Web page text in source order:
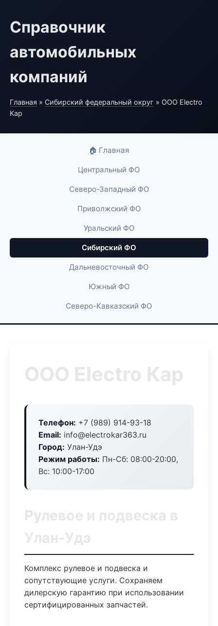
Справочник
автомобильных
компаний
Главная » Сибирский федеральный округ » ООО Electro
Кар
🏠 Главная
Центральный ФО
Северо-Западный ФО
Приволжский ФО
Уральский ФО
Сибирский ФО
Дальневосточный ФО
Южный ФО
Северо-Кавказский ФО
ООО Electro Кар
Телефон: +7 (989) 914-93-18
Email: info@electrokar363.ru
Город: Улан-Удэ
Режим работы: Пн-Сб: 08:00-20:00,
Вс: 10:00-17:00
Рулевое и подвеска в
Улан-Удэ
Комплекс рулевое и подвеска и
сопутствующие услуги. Сохраняем
дилерскую гарантию при использовании
сертифицированных запчастей.